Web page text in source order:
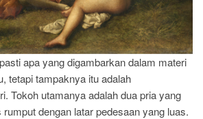
apa yang digambarkan dalam materi
tetapi tampaknya itu adalah
Tokoh utamanya adalah dua pria yang
dengan latar pedesaan yang luas.